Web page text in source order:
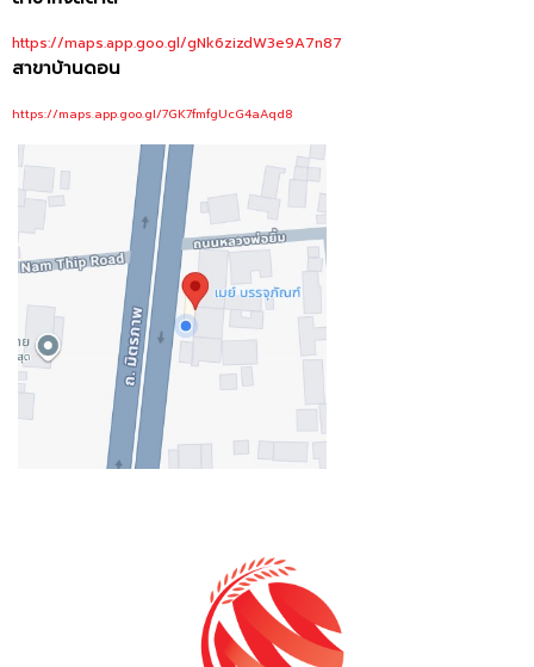
https://maps.app.goo.gl/gNk6zizdW3e9A7n87
สาขาบ้านดอน
https://maps.app.goo.gl/7GK7fmfgUcG4aAqd8